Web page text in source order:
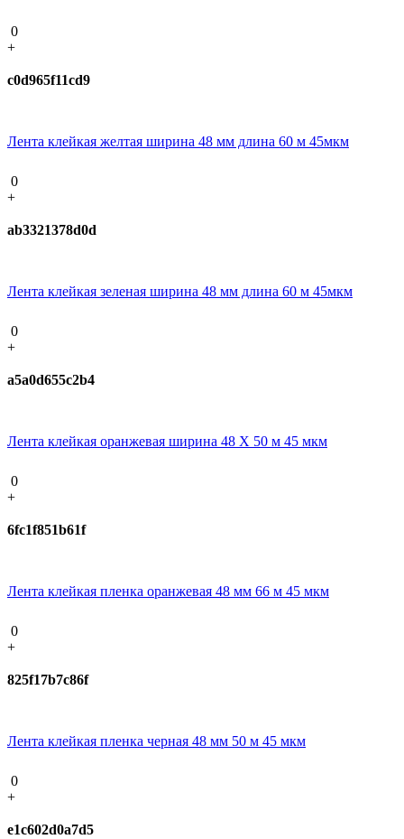
0
+
c0d965f11cd9
Лента клейкая желтая ширина 48 мм длина 60 м 45мкм
0
+
ab3321378d0d
Лента клейкая зеленая ширина 48 мм длина 60 м 45мкм
0
+
a5a0d655c2b4
Лента клейкая оранжевая ширина 48 Х 50 м 45 мкм
0
+
6fc1f851b61f
Лента клейкая пленка оранжевая 48 мм 66 м 45 мкм
0
+
825f17b7c86f
Лента клейкая пленка черная 48 мм 50 м 45 мкм
0
+
e1c602d0a7d5